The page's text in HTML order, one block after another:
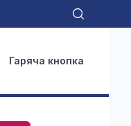
Гаряча кнопка